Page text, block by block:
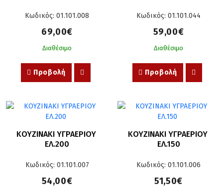
Κωδικός: 01.101.008
69,00€
Διαθέσιμο
Προβολή
Κωδικός: 01.101.044
59,00€
Διαθέσιμο
Προβολή
ΚΟΥΖΙΝΑΚΙ ΥΓΡΑΕΡΙΟΥ
ΕΛ.200
Κωδικός: 01.101.007
54,00€
ΚΟΥΖΙΝΑΚΙ ΥΓΡΑΕΡΙΟΥ
ΕΛ.150
Κωδικός: 01.101.006
51,50€